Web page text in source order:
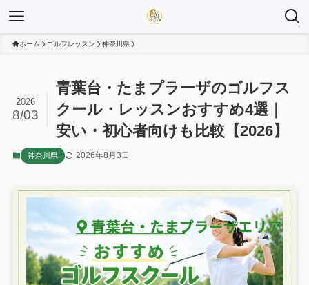
ホーム ゴルフレッスン 神奈川県
青葉台・たまプラーザのゴルフス
クール・レッスンおすすめ4選｜
安い・初心者向けも比較【2026】
2026
8/03
神奈川県 2026年8月3日